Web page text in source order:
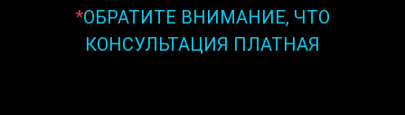
*ОБРАТИТЕ ВНИМАНИЕ, ЧТО
КОНСУЛЬТАЦИЯ ПЛАТНАЯ